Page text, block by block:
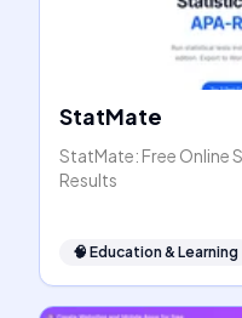
StatMate
StatMate: Free Online
Results
🧠 Education & Learning